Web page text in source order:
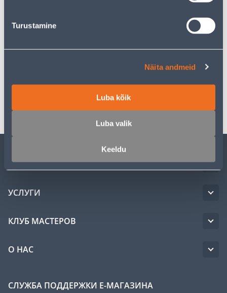
Turustamine
Näita andmeid
Luba kõik
Luba valik
Keeldu
ОБСЛУЖИВАНИЕ ЧАСТНЫХ КЛИЕНТОВ
УСЛУГИ
КЛУБ МАСТЕРОВ
О НАС
СЛУЖБА ПОДДЕРЖКИ Е-МАГАЗИНА